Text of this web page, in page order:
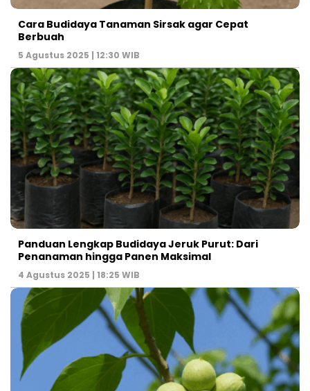
Cara Budidaya Tanaman Sirsak agar Cepat
Berbuah
5 Agustus 2025 | 12:30 WIB
Panduan Lengkap Budidaya Jeruk Purut: Dari
Penanaman hingga Panen Maksimal
4 Agustus 2025 | 18:25 WIB